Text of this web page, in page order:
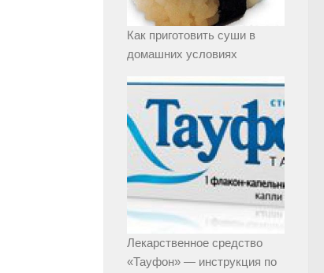
Как приготовить суши в
домашних условиях
Лекарственное средство
«Тауфон» — инструкция по